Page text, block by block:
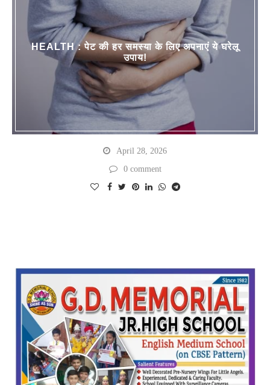
HEALTH : पेट की हर समस्या के लिए अपनाएं ये घरेलू
उपाय!
April 28, 2026
0 comment